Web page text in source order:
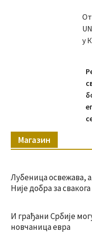
у
Магазин
Лубеница освежава,
Није добра за свакога
И грађани Србије
новчаница евра